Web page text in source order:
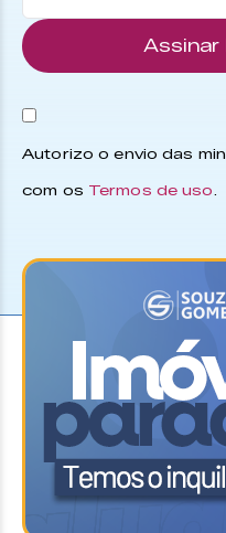
Assinar
Autorizo o envio das
com os Termos de uso.